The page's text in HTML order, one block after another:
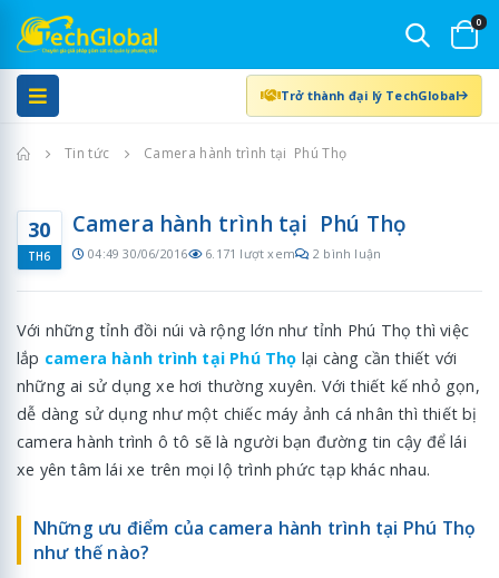
0
Trở thành đại lý TechGlobal
Trang chủ
Tin tức Camera hành trình tại Phú Thọ
30
TH6
Camera hành trình tại Phú Thọ
04:49 30/06/2016 6.171 lượt xem 2 bình luận
Với những tỉnh đồi núi và rộng lớn như tỉnh Phú Thọ thì việc
lắp camera hành trình tại Phú Thọ lại càng cần thiết với
những ai sử dụng xe hơi thường xuyên. Với thiết kế nhỏ gọn,
dễ dàng sử dụng như một chiếc máy ảnh cá nhân thì thiết bị
camera hành trình ô tô sẽ là người bạn đường tin cậy để lái
xe yên tâm lái xe trên mọi lộ trình phức tạp khác nhau.
Những ưu điểm của camera hành trình tại Phú Thọ
như thế nào?